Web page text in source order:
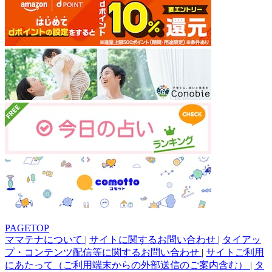
PAGETOP
ママテナについて | サイトに関するお問い合わせ | タイアッ
プ・コンテンツ配信等に関するお問い合わせ | サイトご利用
にあたって（ご利用端末からの外部送信のご案内含む） | タ